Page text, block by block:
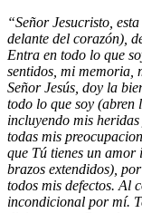
“Señor Jesucristo,
delante del corazón),
Entra en todo lo que
sentidos, mi memoria,
Señor Jesús, doy la
todo lo que soy (abren
incluyendo mis
todas mis
que Tú tienes un
brazos extendidos),
todos mis defectos. Al
incondicional por mí.